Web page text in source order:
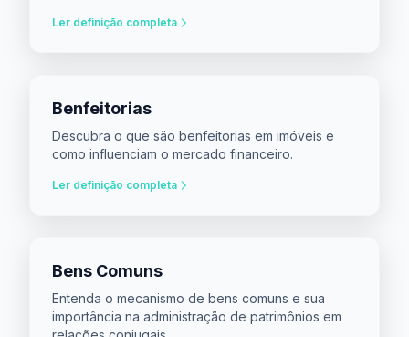
Ler definição completa
Benfeitorias
Descubra o que são benfeitorias em imóveis e
como influenciam o mercado financeiro.
Ler definição completa
Bens Comuns
Entenda o mecanismo de bens comuns e sua
importância na administração de patrimônios em